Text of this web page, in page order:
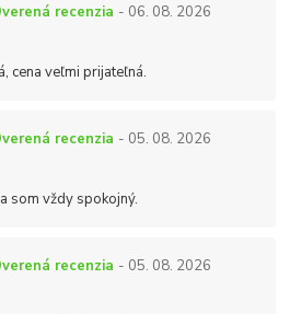
recenzia - 06. 08. 2026
cena veľmi prijateľná.
recenzia - 05. 08. 2026
som vždy spokojný.
recenzia - 05. 08. 2026